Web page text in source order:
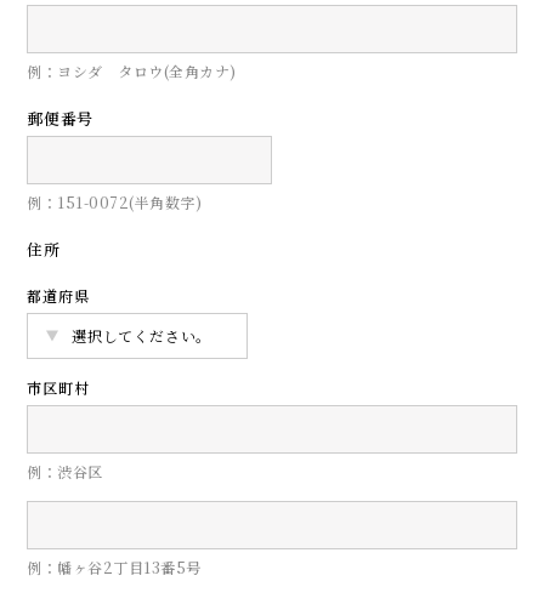
例：ヨシダ タロウ(全角カナ)
郵便番号
例：151-0072(半角数字)
住所
都道府県
市区町村
例：渋谷区
例：幡ヶ谷2丁目13番5号